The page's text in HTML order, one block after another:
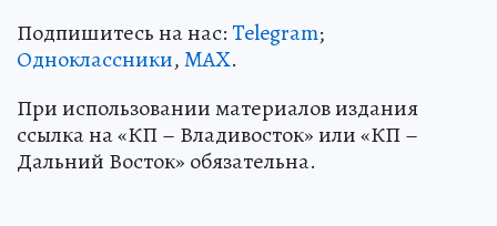
Подпишитесь на нас:Telegram;
Одноклассники,MAX.
При использовании материалов издания
ссылка на «КП – Владивосток» или «КП –
Дальний Восток» обязательна.